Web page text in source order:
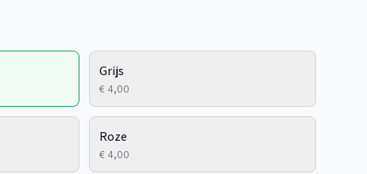
Grijs
€ 4,00
Roze
€ 4,00